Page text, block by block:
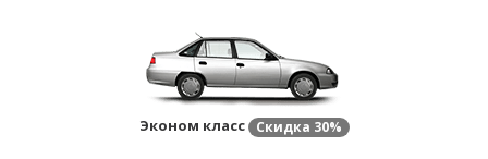
Эконом класс Скидка 30%